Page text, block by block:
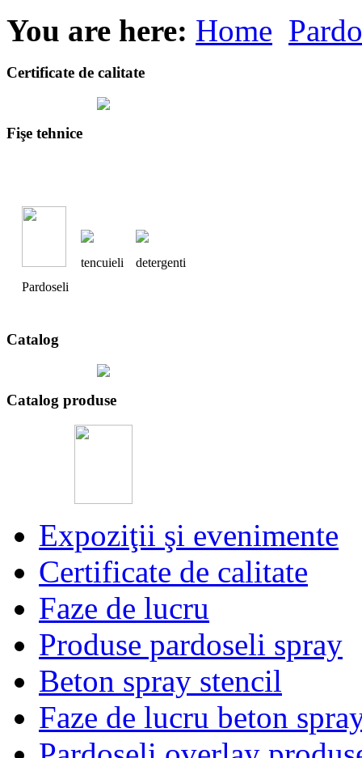
You are here: Home
Certificate de calitate
Fişe tehnice
Pardoseli
tencuieli detergenti
Catalog
Catalog produse
Expoziţii şi evenimente
Certificate de calitate
Faze de lucru
Produse pardoseli spray
Beton spray stencil
Faze de lucru beton